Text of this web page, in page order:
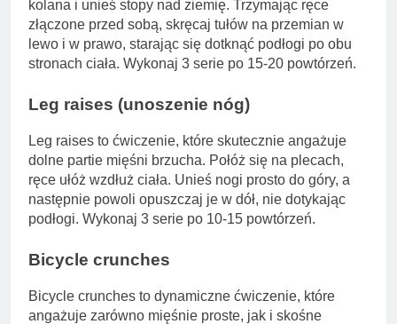
kolana i unieś stopy nad ziemię. Trzymając ręce
złączone przed sobą, skręcaj tułów na przemian w
lewo i w prawo, starając się dotknąć podłogi po obu
stronach ciała. Wykonaj 3 serie po 15-20 powtórzeń.
Leg raises (unoszenie nóg)
Leg raises to ćwiczenie, które skutecznie angażuje
dolne partie mięśni brzucha. Połóż się na plecach,
ręce ułóż wzdłuż ciała. Unieś nogi prosto do góry, a
następnie powoli opuszczaj je w dół, nie dotykając
podłogi. Wykonaj 3 serie po 10-15 powtórzeń.
Bicycle crunches
Bicycle crunches to dynamiczne ćwiczenie, które
angażuje zarówno mięśnie proste, jak i skośne